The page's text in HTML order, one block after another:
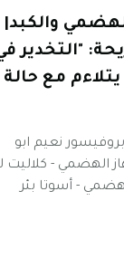
والكبد|
"التخدير
مع حالة
نعيم ابو
الهضمي - كلاليت
- أسوتا بئر
والكبد 2026.